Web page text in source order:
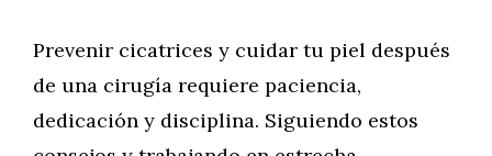
Prevenir cicatrices y cuidar tu piel después
de una cirugía requiere paciencia,
dedicación y disciplina. Siguiendo estos